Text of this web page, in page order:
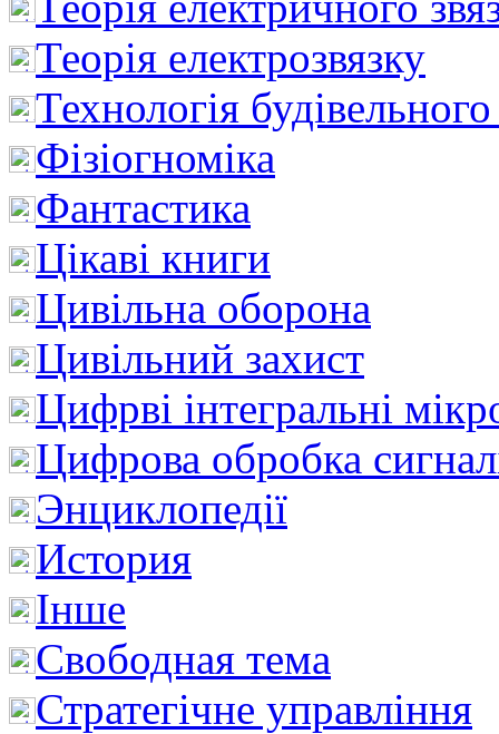
Теорія електрозвязку
Технологія
Фізіогноміка
Фантастика
Цікаві книги
Цивільна оборона
Цивільний захист
Цифрві інтегральні
Цифрова обробка
Энциклопедії
История
Інше
Свободная тема
Стратегічне управління